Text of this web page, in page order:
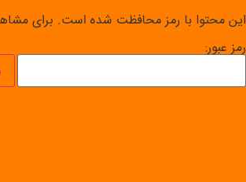
این محتوا با رمز محافظت شده است. برای
رمز عبور: